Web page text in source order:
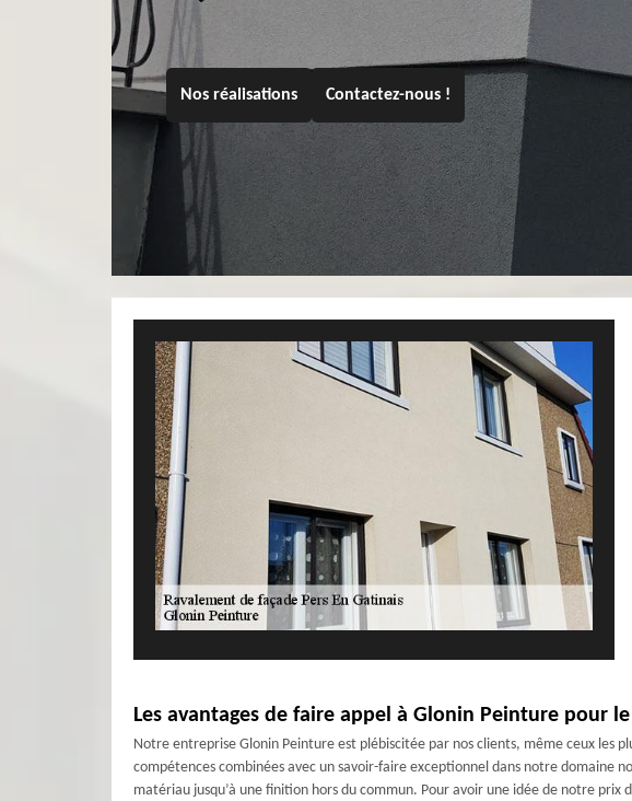
Nos réalisations Contactez-nous !
Les avantages de faire appel à Glonin Peinture pour
Notre entreprise Glonin Peinture est plébiscitée par nos clients, même ceux les
compétences combinées avec un savoir-faire exceptionnel dans notre domaine
matériau jusqu’à une finition hors du commun. Pour avoir une idée de notre prix